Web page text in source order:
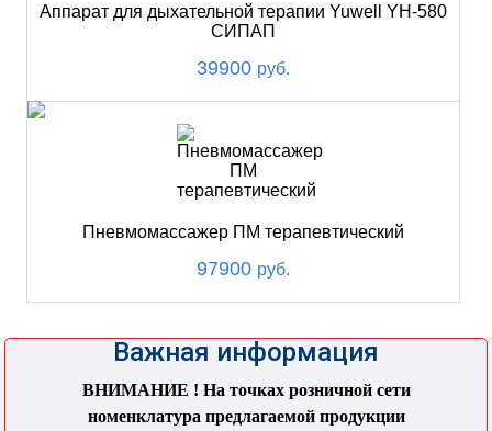
Аппарат для дыхательной терапии Yuwell YH-580
СИПАП
39900 руб.
Пневмомассажер ПМ терапевтический
97900 руб.
Важная информация
ВНИМАНИЕ ! На точках розничной сети
номенклатура предлагаемой продукции